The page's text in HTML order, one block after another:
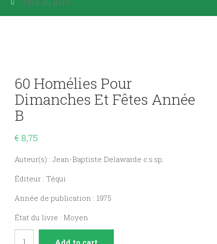
60 Homélies Pour
Dimanches Et Fêtes Année
B
€ 8,75
Auteur(s) : Jean-Baptiste Delawarde c.s.sp.
Éditeur : Téqui
Année de publication : 1975
État du livre : Moyen
Add to cart